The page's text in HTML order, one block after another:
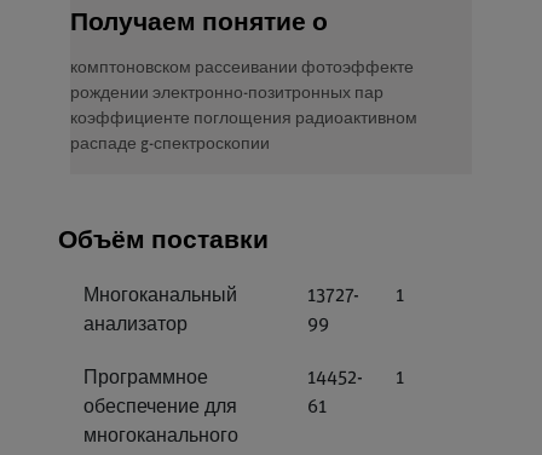
Получаем понятие о
комптоновском рассеивании фотоэффекте
рождении электронно-позитронных пар
коэффициенте поглощения радиоактивном
распаде g-спектроскопии
Объём поставки
Многоканальный
анализатор
13727-
99
1
Программное
обеспечение для
многоканального
14452-
61
1